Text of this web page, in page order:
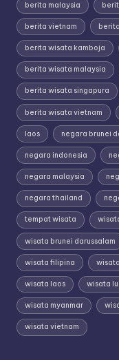
berita malaysia
berita vietnam
berita wisata kamboja
berita wisata malaysia
berita wisata singapura
berita wisata vietnam
laos negara brunei
negara indonesia
negara malaysia
negara thailand
tempat wisata
wisata brunei darussalam
wisata filipina
wisata laos wisata
wisata myanmar
wisata vietnam